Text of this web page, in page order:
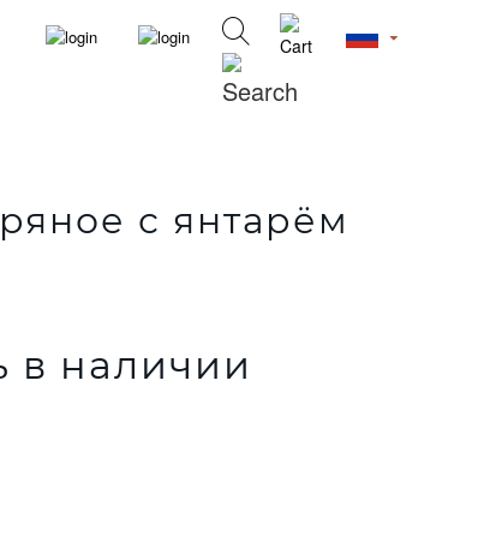
с янтарём
в наличии